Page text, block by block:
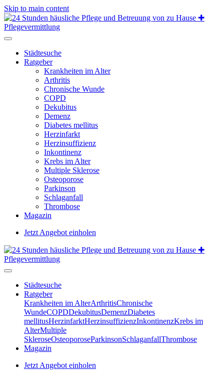
Skip to main content
Städtesuche
Ratgeber
Krankheiten im Alter
Arthritis
Chronische Wunde
COPD
Dekubitus
Demenz
Diabetes mellitus
Herzinfarkt
Herzinsuffizienz
Inkontinenz
Krebs im Alter
Multiple Sklerose
Osteoporose
Parkinson
Schlaganfall
Thrombose
Magazin
Jetzt Angebot einholen
Städtesuche
Ratgeber
Krankheiten im AlterArthritisChronische
WundeCOPDDekubitusDemenzDiabetes
mellitusHerzinfarktHerzinsuffizienzInkontinenzKrebs im
AlterMultiple
SkleroseOsteoporoseParkinsonSchlaganfallThrombose
Magazin
Jetzt Angebot einholen